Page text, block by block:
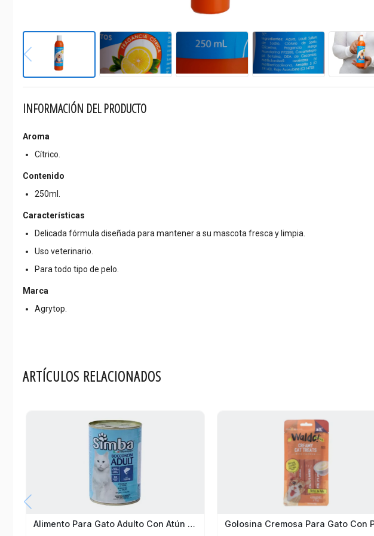
INFORMACIÓN DEL PRODUCTO
Aroma
Cítrico.
Contenido
250ml.
Características
Delicada fórmula diseñada para mantener a su mascota fresca y limpia.
Uso veterinario.
Para todo tipo de pelo.
Marca
Agrytop.
ARTÍCULOS RELACIONADOS
Alimento Para Gato Adulto Con Atún Simba 415G